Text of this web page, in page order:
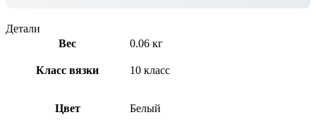
Детали
Вес
0.06 кг
Класс вязки 10 класс
Цвет Белый